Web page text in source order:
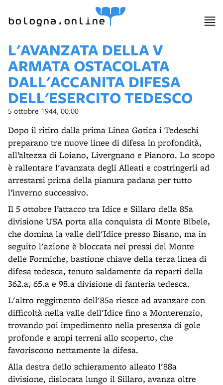
bologna.online
L'AVANZATA DELLA V
ARMATA OSTACOLATA
DALL'ACCANITA DIFESA
DELL'ESERCITO TEDESCO
5 ottobre 1944, 00:00
Dopo il ritiro dalla prima Linea Gotica i Tedeschi
preparano tre nuove linee di difesa in profondità,
all’altezza di Loiano, Livergnano e Pianoro. Lo scopo
è rallentare l'avanzata degli Alleati e costringerli ad
arrestarsi prima della pianura padana per tutto
l’inverno successivo.
Il 5 ottobre l’attacco tra Idice e Sillaro della 85a
divisione USA porta alla conquista di Monte Bibele,
che domina la valle dell'Idice presso Bisano, ma in
seguito l'azione è bloccata nei pressi del Monte
delle Formiche, bastione chiave della terza linea di
difesa tedesca, tenuto saldamente da reparti della
362.a, 65.a e 98.a divisione di fanteria tedesca.
L'altro reggimento dell'85a riesce ad avanzare con
difficoltà nella valle dell'Idice fino a Monterenzio,
trovando poi impedimento nella presenza di gole
profonde e ampi terreni allo scoperto, che
favoriscono nettamente la difesa.
Alla destra dello schieramento alleato l'88a
divisione, dislocata lungo il Sillaro, avanza oltre